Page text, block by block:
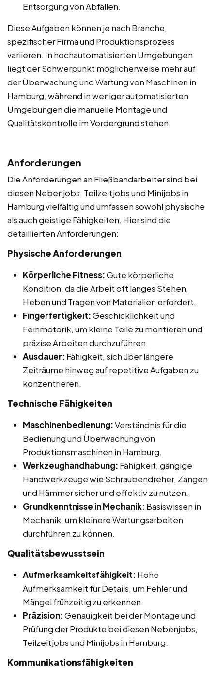
Entsorgung von Abfällen.
Diese Aufgaben können je nach Branche,
spezifischer Firma und Produktionsprozess
variieren. In hochautomatisierten Umgebungen
liegt der Schwerpunkt möglicherweise mehr auf
der Überwachung und Wartung von Maschinen in
Hamburg, während in weniger automatisierten
Umgebungen die manuelle Montage und
Qualitätskontrolle im Vordergrund stehen.
Anforderungen
Die Anforderungen an Fließbandarbeiter sind bei
diesen Nebenjobs, Teilzeitjobs und Minijobs in
Hamburg vielfältig und umfassen sowohl physische
als auch geistige Fähigkeiten. Hier sind die
detaillierten Anforderungen:
Physische Anforderungen
Körperliche Fitness:Gute körperliche
Kondition, da die Arbeit oft langes Stehen,
Heben und Tragen von Materialien erfordert.
Fingerfertigkeit:Geschicklichkeit und
Feinmotorik, um kleine Teile zu montieren und
präzise Arbeiten durchzuführen.
Ausdauer: Fähigkeit, sich über längere
Zeiträume hinweg auf repetitive Aufgaben zu
konzentrieren.
Technische Fähigkeiten
Maschinenbedienung:Verständnis für die
Bedienung und Überwachung von
Produktionsmaschinen in Hamburg.
Werkzeughandhabung: Fähigkeit, gängige
Handwerkzeuge wie Schraubendreher, Zangen
und Hämmer sicher und effektiv zu nutzen.
Grundkenntnisse in Mechanik: Basiswissen in
Mechanik, um kleinere Wartungsarbeiten
durchführen zu können.
Qualitätsbewusstsein
Aufmerksamkeitsfähigkeit: Hohe
Aufmerksamkeit für Details, um Fehler und
Mängel frühzeitig zu erkennen.
Präzision:Genauigkeit bei der Montage und
Prüfung der Produkte bei diesen Nebenjobs,
Teilzeitjobs und Minijobs in Hamburg.
Kommunikationsfähigkeiten